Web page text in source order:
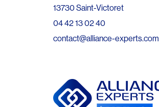
13730 Saint-Victoret
04 42 13 02 40
contact@alliance-experts.com